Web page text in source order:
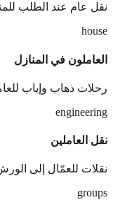
نقل عام عند الطلب
house
العاملون في المنازل
رحلات ذهاب وإياب
engineering
نقل العاملين
نقلات للعمّال إلى
groups